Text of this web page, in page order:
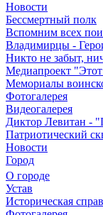
Новости
Бессмертный полк
Вспомним всех
Владимирцы -
Никто не забыт,
Медиапроект
Мемориалы
Фотогалерея
Видеогалерея
Диктор Левитан -
Патриотический
Новости
Город
О городе
Устав
Историческая